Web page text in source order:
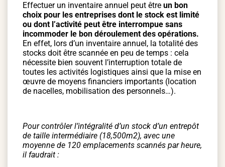
Effectuer un inventaire annuel peut être un bon
choix pour les entreprises dont le stock est limité
ou dont l’activité peut être interrompue sans
incommoder le bon déroulement des opérations.
En effet, lors d’un inventaire annuel, la totalité des
stocks doit être scannée en peu de temps : cela
nécessite bien souvent l’interruption totale de
toutes les activités logistiques ainsi que la mise en
œuvre de moyens financiers importants (location
de nacelles, mobilisation des personnels…).
Pour contrôler l’intégralité d’un stock d’un entrepôt
de taille intermédiaire (18,500m2), avec une
moyenne de 120 emplacements scannés par heure,
il faudrait :